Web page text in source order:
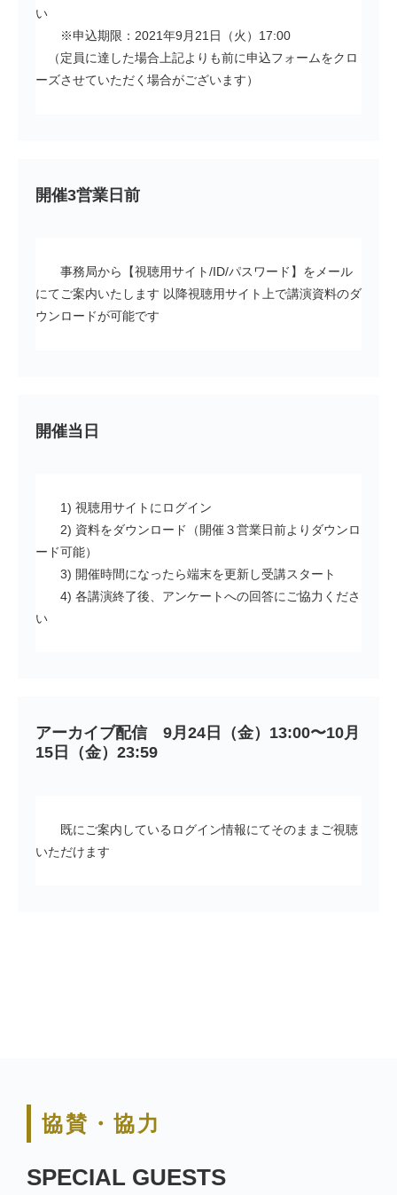
い
※申込期限：2021年9月21日（火）17:00
（定員に達した場合上記よりも前に申込フォームをクロ
ーズさせていただく場合がございます）
開催3営業日前
事務局から【視聴用サイト/ID/パスワード】をメール
にてご案内いたします 以降視聴用サイト上で講演資料のダ
ウンロードが可能です
開催当日
1) 視聴用サイトにログイン
2) 資料をダウンロード（開催３営業日前よりダウンロ
ード可能）
3) 開催時間になったら端末を更新し受講スタート
4) 各講演終了後、アンケートへの回答にご協力くださ
い
アーカイブ配信　9月24日（金）13:00〜10月
15日（金）23:59
既にご案内しているログイン情報にてそのままご視聴
いただけます
協賛・協力
SPECIAL GUESTS